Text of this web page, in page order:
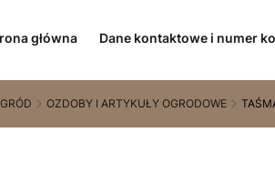
główna Dane kontaktowe i numer
OZDOBY I ARTYKUŁY OGRODOWE